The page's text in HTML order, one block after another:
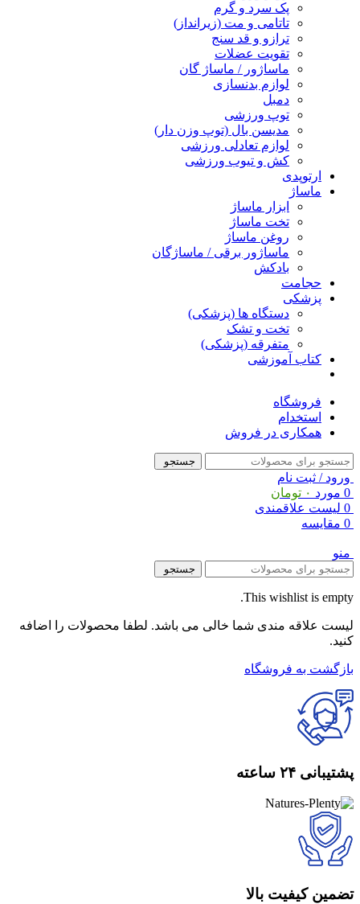
پک سرد و گرم
تاتامی و مت (زیرانداز)
ترازو و قد سنج
تقویت عضلات
ماساژور / ماساژ گان
لوازم بدنسازی
دمبل
توپ ورزشی
مدیسن بال (توپ وزن دار)
لوازم تعادلی ورزشی
کش و تیوب ورزشی
ارتوپدی
ماساژ
ابزار ماساژ
تخت ماساژ
روغن ماساژ
ماساژور برقی / ماساژگان
بادکش
حجامت
پزشکی
دستگاه ها (پزشکی)
تخت و تشک
متفرقه (پزشکی)
کتاب آموزشی
فروشگاه
استخدام
همکاری در فروش
جستجو
ورود / ثبت نام
0 مورد ۰ تومان
0 لیست علاقمندی
0 مقایسه
منو
جستجو
This wishlist is empty.
لیست علاقه مندی شما خالی می باشد. لطفا محصولات را اضافه
کنید.
بازگشت به فروشگاه
پشتیبانی ۲۴ ساعته
تضمین کیفیت بالا